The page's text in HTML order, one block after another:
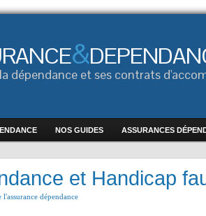
&
dépendance et ses contrats
NOS GUIDES ASSURANCES
et Handicap
l'assurance dépendance